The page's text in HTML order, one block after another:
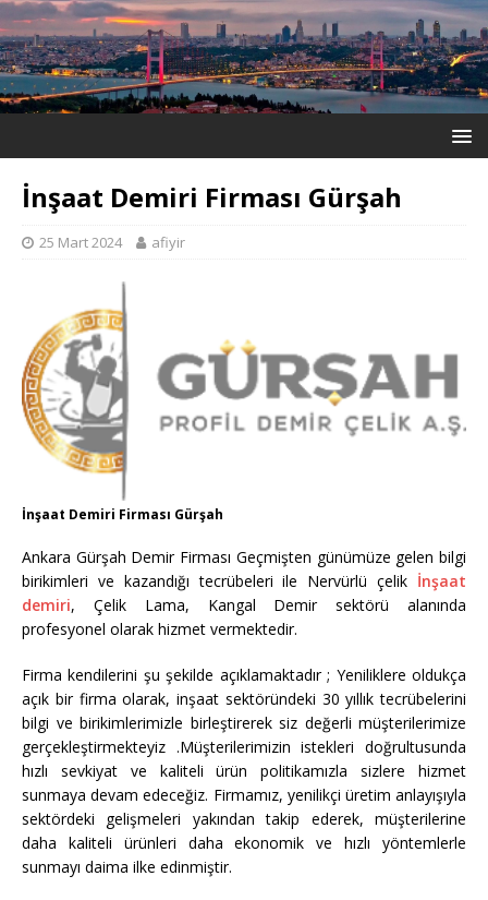
İnşaat Demiri Firması Gürşah
25 Mart 2024 afiyir
İnşaat Demiri Firması Gürşah
Ankara Gürşah Demir Firması Geçmişten günümüze gelen bilgi
birikimleri ve kazandığı tecrübeleri ile Nervürlü çelik İnşaat
demiri, Çelik Lama, Kangal Demir sektörü alanında
profesyonel olarak hizmet vermektedir.
Firma kendilerini şu şekilde açıklamaktadır ; Yeniliklere oldukça
açık bir firma olarak, inşaat sektöründeki 30 yıllık tecrübelerini
bilgi ve birikimlerimizle birleştirerek siz değerli müşterilerimize
gerçekleştirmekteyiz .Müşterilerimizin istekleri doğrultusunda
hızlı sevkiyat ve kaliteli ürün politikamızla sizlere hizmet
sunmaya devam edeceğiz. Firmamız, yenilikçi üretim anlayışıyla
sektördeki gelişmeleri yakından takip ederek, müşterilerine
daha kaliteli ürünleri daha ekonomik ve hızlı yöntemlerle
sunmayı daima ilke edinmiştir.